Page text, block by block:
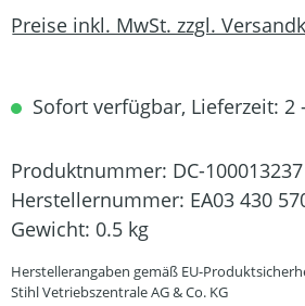
Preise inkl. MwSt. zzgl.
Sofort verfügbar, Lieferzeit: 2
Produktnummer: DC-100013237
Herstellernummer: EA03 430
Gewicht: 0.5 kg
Herstellerangaben gemäß EU-
Stihl Vetriebszentrale AG & Co. KG